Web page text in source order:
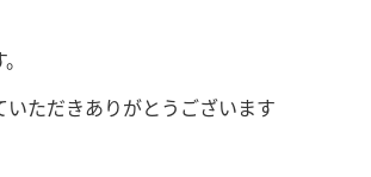
いただきありがとうございます